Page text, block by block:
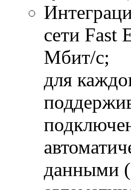
сети Fast
Мбит/с;
для
данными